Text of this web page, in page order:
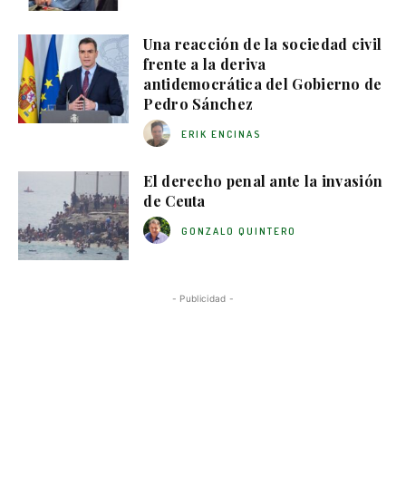
Una reacción de la sociedad civil
frente a la deriva
antidemocrática del Gobierno de
Pedro Sánchez
ERIK ENCINAS
El derecho penal ante la invasión
de Ceuta
GONZALO QUINTERO
- Publicidad -